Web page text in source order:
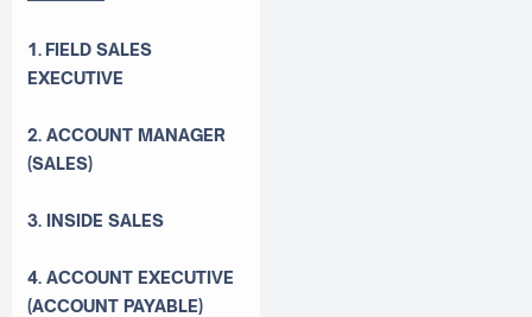
1. FIELD SALES
EXECUTIVE
2. ACCOUNT MANAGER
(SALES)
3. INSIDE SALES
4. ACCOUNT EXECUTIVE
(ACCOUNT PAYABLE)